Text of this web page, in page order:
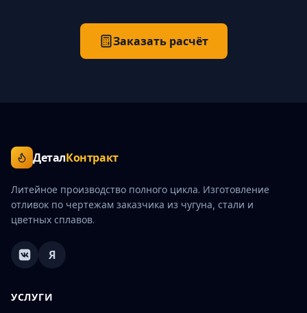
Заказать расчёт
ДеталКонтракт
Литейное производство полного цикла. Изготовление
отливок по чертежам заказчика из чугуна, стали и
цветных сплавов.
Я
УСЛУГИ